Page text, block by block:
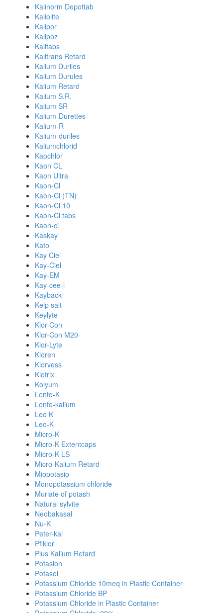
Kalinorm Depottab
Kaliolite
Kalipor
Kalipoz
Kalitabs
Kalitrans Retard
Kalium Duriles
Kalium Durules
Kalium Retard
Kalium S.R.
Kalium SR
Kalium-Durettes
Kalium-R
Kalium-duriles
Kaliumchlorid
Kaochlor
Kaon CL
Kaon Ultra
Kaon-Cl
Kaon-Cl (TN)
Kaon-Cl 10
Kaon-Cl tabs
Kaon-ci
Kaskay
Kato
Kay Ciel
Kay-Ciel
Kay-EM
Kay-cee-l
Kayback
Kelp salt
Keylyte
Klor-Con
Klor-Con M20
Klor-Lyte
Kloren
Klorvess
Klotrix
Kolyum
Lento-K
Lento-kalium
Leo K
Leo-K
Micro-K
Micro-K Extentcaps
Micro-K LS
Micro-Kalium Retard
Miopotasio
Monopotassium chloride
Muriate of potash
Natural sylvite
Neobakasal
Nu-K
Peter-kal
Pfiklor
Plus Kalium Retard
Potasion
Potasol
Potassium Chloride 10meq in Plastic Container
Potassium Chloride BP
Potassium Chloride in Plastic Container